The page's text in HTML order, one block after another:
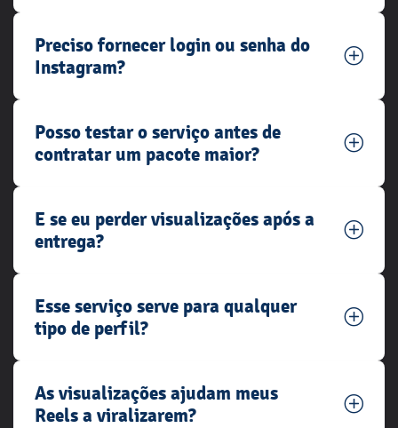
Preciso fornecer login ou senha do
Instagram?
Posso testar o serviço antes de
contratar um pacote maior?
E se eu perder visualizações após a
entrega?
Esse serviço serve para qualquer
tipo de perfil?
As visualizações ajudam meus
Reels a viralizarem?